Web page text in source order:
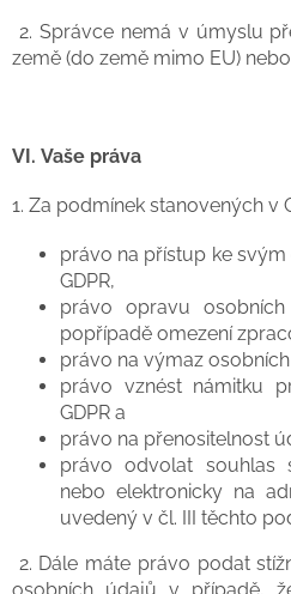
2. Správce nemá v úmyslu
země (do země mimo EU)
VI. Vaše práva
1. Za podmínek stanovených v
právo na přístup ke
GDPR,
právo opravu
popřípadě omezení
právo na výmaz osobních
právo vznést námitku
GDPR a
právo na přenositelnost
právo odvolat souhlas
nebo elektronicky na
uvedený v čl. III těchto
2. Dále máte právo podat